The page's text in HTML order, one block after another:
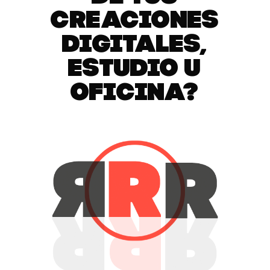
CREACIONES
DIGITALES,
ESTUDIO U
OFICINA?